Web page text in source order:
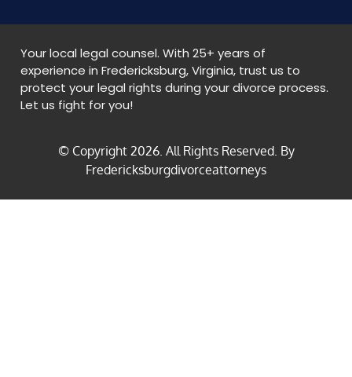
Your local legal counsel. With 25+ years of
experience in Fredericksburg, Virginia, trust us to
protect your legal rights during your divorce process.
Let us fight for you!
© Copyright 2026. All Rights Reserved. By
Fredericksburgdivorceattorneys